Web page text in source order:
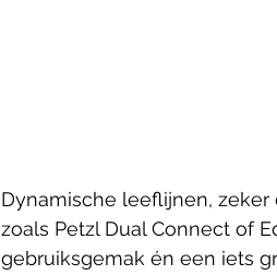
Dynamische leeflijnen,
zoals Petzl Dual Connect of
gebruiksgemak én een iets